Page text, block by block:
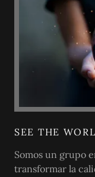
SEE THE
Somos un grupo
transformar la